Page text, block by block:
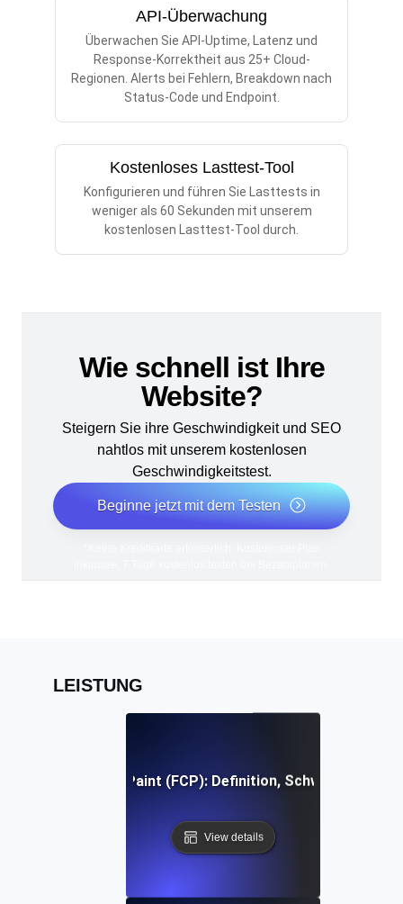
API-Überwachung
Überwachen Sie API-Uptime, Latenz und
Response-Korrektheit aus 25+ Cloud-
Regionen. Alerts bei Fehlern, Breakdown nach
Status-Code und Endpoint.
Kostenloses Lasttest-Tool
Konfigurieren und führen Sie Lasttests in
weniger als 60 Sekunden mit unserem
kostenlosen Lasttest-Tool durch.
Wie schnell ist Ihre
Website?
Steigern Sie ihre Geschwindigkeit und SEO
nahtlos mit unserem kostenlosen
Geschwindigkeitstest.
Beginne jetzt mit dem Testen
LEISTUNG
First Contentful Paint (FCP): Definition, Schwellenwerte,
View details